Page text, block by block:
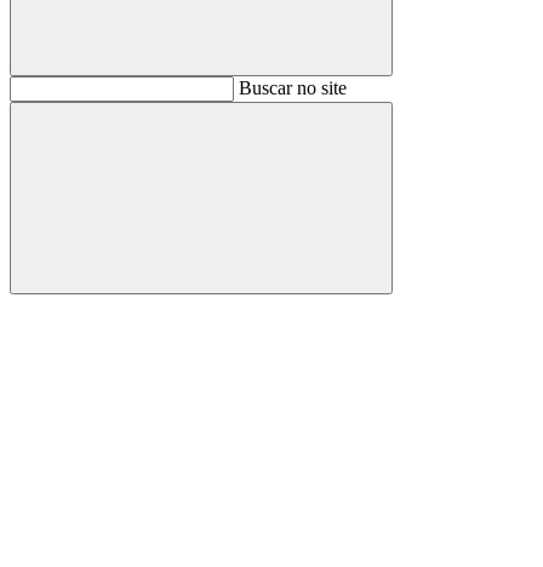
BuscarBuscar no site
Buscar